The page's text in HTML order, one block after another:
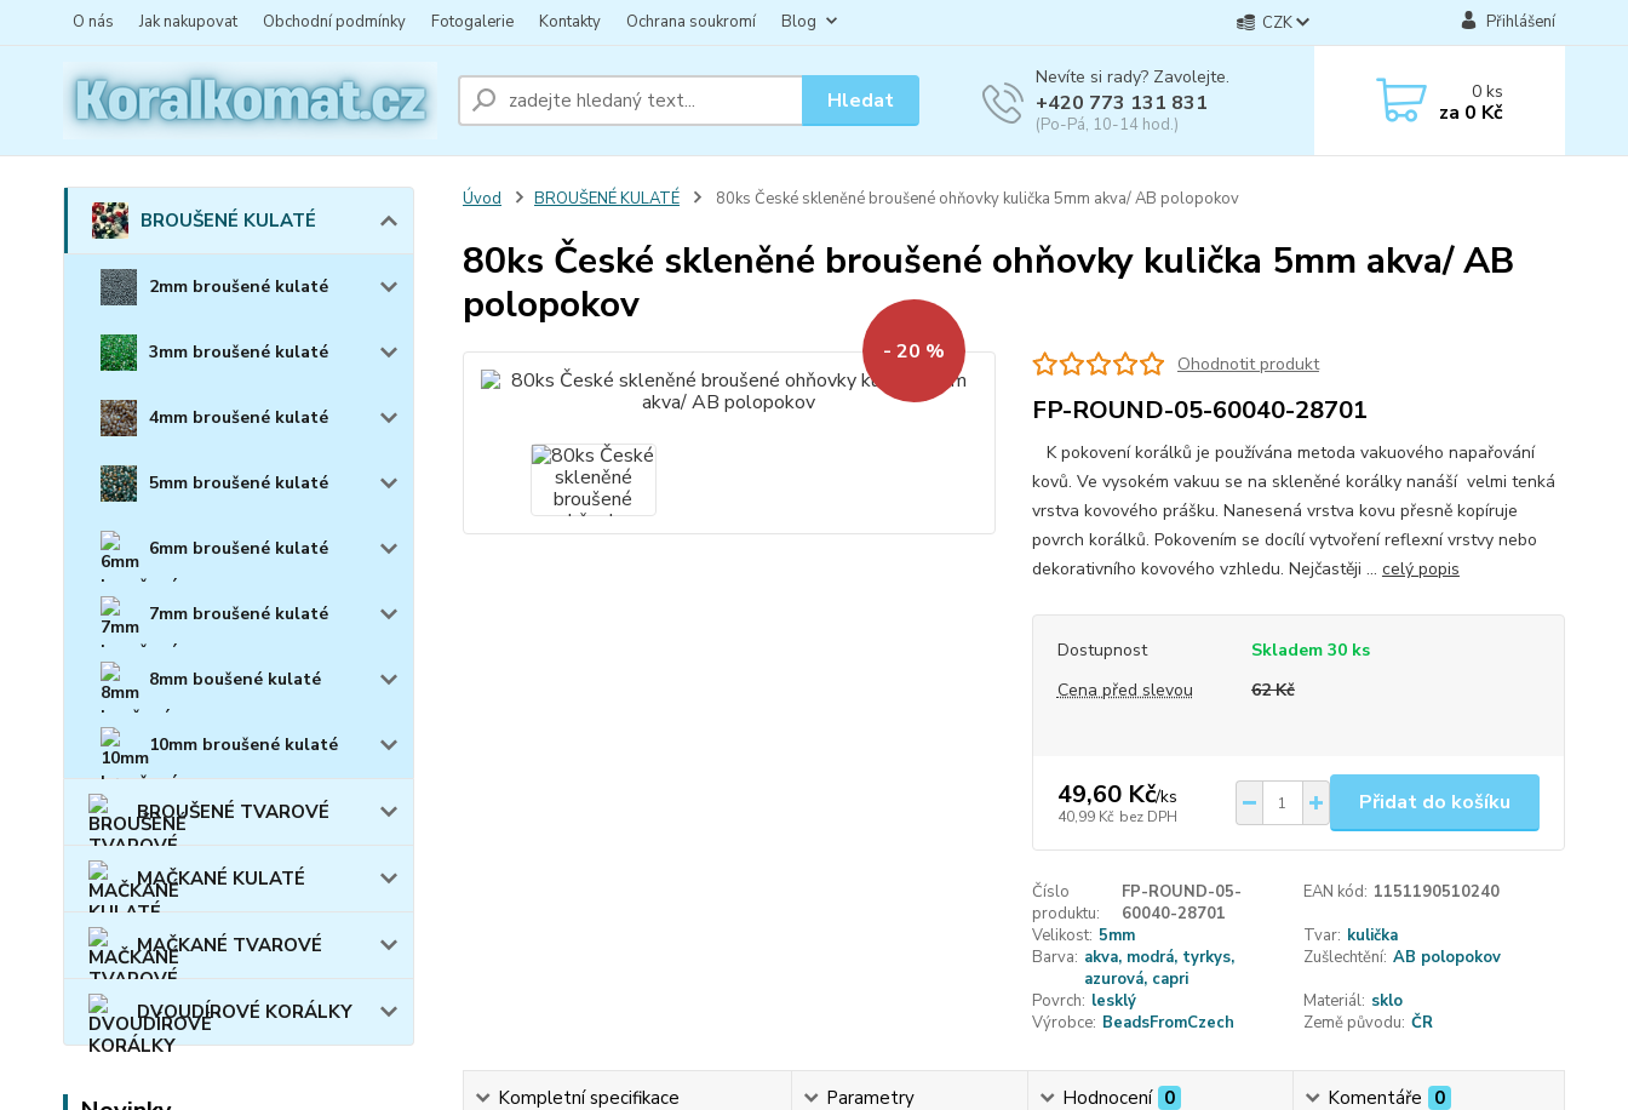
O nás Jak nakupovat Obchodní podmínky Fotogalerie Kontakty Ochrana soukromí Blog CZK Přihlášení
Hledat
Nevíte si rady? Zavolejte.
+420 773 131 831
(Po-Pá, 10-14 hod.)
0ks
za 0 Kč
BROUŠENÉ KULATÉ
2mm broušené kulaté
3mm broušené kulaté
4mm broušené kulaté
5mm broušené kulaté
6mm broušené kulaté
7mm broušené kulaté
8mm boušené kulaté
10mm broušené kulaté
BROUŠENÉ TVAROVÉ
MAČKANÉ KULATÉ
MAČKANÉ TVAROVÉ
DVOUDÍROVÉ KORÁLKY
Úvod BROUŠENÉ KULATÉ 80ks České skleněné broušené ohňovky kulička 5mm akva/ AB polopokov
80ks České skleněné broušené ohňovky kulička 5mm akva/ AB
polopokov
- 20 % Ohodnotit produkt
FP-ROUND-05-60040-28701
K pokovení korálků je používána metoda vakuového napařování
kovů. Ve vysokém vakuu se na skleněné korálky nanáší velmi tenká
vrstva kovového prášku. Nanesená vrstva kovu přesně kopíruje
povrch korálků. Pokovením se docílí vytvoření reflexní vrstvy nebo
dekorativního kovového vzhledu. Nejčastěji ... celý popis
Dostupnost
Skladem 30 ks
Cena před slevou
62 Kč
49,60 Kč/ks
40,99 Kč bez DPH
Přidat do košíku
Číslo
produktu:
FP-ROUND-05-
60040-28701
EAN kód: 1151190510240
Velikost: 5mm Tvar: kulička
Barva: akva, modrá, tyrkys,
azurová, capri
Zušlechtění: AB polopokov
Povrch: lesklý Materiál: sklo
Výrobce: BeadsFromCzech Země původu: ČR
Kompletní specifikace Parametry Hodnocení 0 Komentáře 0